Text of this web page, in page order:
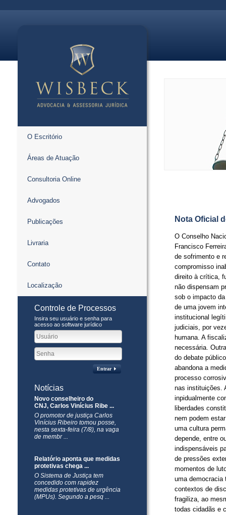
O Escritório
Áreas de Atuação
Consultoria Online
Advogados
Publicações
Livraria
Contato
Localização
Controle de Processos
Insira seu usuário e senha para
acesso ao software jurídico
Entrar
Notícias
Novo conselheiro do
CNJ, Carlos Vinícius Ribe ...
O promotor de justiça Carlos
Vinícius Ribeiro tomou posse,
nesta sexta-feira (7/8), na vaga
de membr ...
Relatório aponta que medidas
protetivas chega ...
O Sistema de Justiça tem
concedido com rapidez
medidas protetivas de urgência
(MPUs). Segundo a pesq ...
Nota Oficial
O Conselho
Francisco
de sofrimento e
compromisso
direito à crítica,
não dispensam
sob o impacto
de uma jovem
institucional
judiciais, por
humana. A
necessária.
do debate
abandona a
processo
nas instituições.
inpidualmente
liberdades
nem podem
uma cultura
depende, entre
indispensáveis
de pressões
momentos de
uma democracia
contextos de
fragiliza, ao
todas cidadãs e